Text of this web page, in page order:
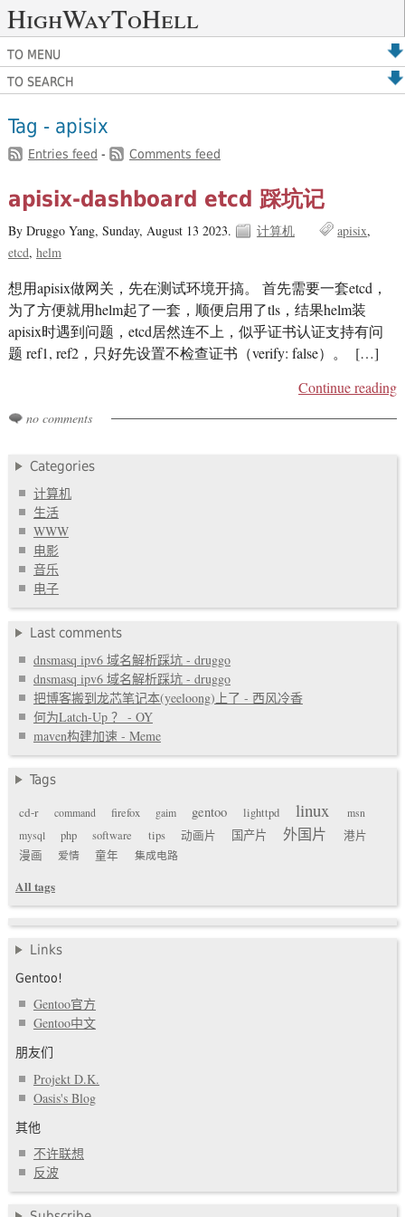
HighWayToHell
TO MENU
TO SEARCH
Tag - apisix
Entries feed - Comments feed
apisix-dashboard etcd 踩坑记
By Druggo Yang, Sunday, August 13 2023. 计算机
apisix
etcd helm
想用apisix做网关，先在测试环境开搞。 首先需要一套etcd，
为了方便就用helm起了一套，顺便启用了tls，结果helm装
apisix时遇到问题，etcd居然连不上，似乎证书认证支持有问
题 ref1, ref2，只好先设置不检查证书（verify: false）。 […]
Continue reading
no comments
Categories
计算机
生活
WWW
电影
音乐
电子
Last comments
dnsmasq ipv6 域名解析踩坑 - druggo
dnsmasq ipv6 域名解析踩坑 - druggo
把博客搬到龙芯笔记本(yeeloong)上了 - 西风冷香
何为Latch-Up ？ - OY
maven构建加速 - Meme
Tags
cd-r
command firefox gaim gentoo lighttpd linux
msn
mysql
php software tips 动画片 国产片 外国片
港片
漫画
爱情 童年 集成电路
All tags
Links
Gentoo!
Gentoo官方
Gentoo中文
朋友们
Projekt D.K.
Oasis's Blog
其他
不许联想
反波